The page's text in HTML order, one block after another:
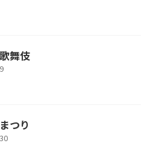
舞伎
つり